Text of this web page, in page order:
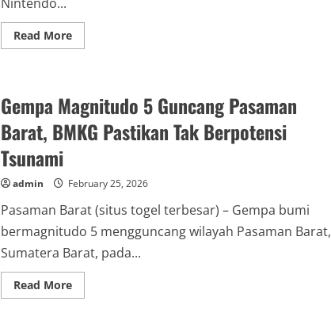
Read MoreRead
more
dan
Pokémon
Waves
Akan
Hadir
2
pada
Gempa Magnitudo 5 Guncang Pasaman
Barat, BMKG Pastikan Tak Berpotensi
Tsunami
admin February 25, 2026
Pasaman Barat (situs togel terbesar) – Gempa bumi
bermagnitudo 5 mengguncang wilayah Pasaman Barat,
Sumatera Barat, pada...
Read MoreRead
more